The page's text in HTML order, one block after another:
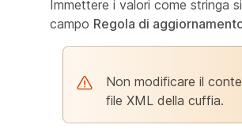
Immettere i valori come stringa
campo Regola di
Non modificare il
file XML della cuffia.